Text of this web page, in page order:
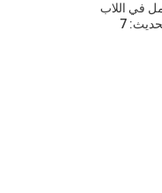
في اللاب
توب (Touchpad) بعد التحديث: 7